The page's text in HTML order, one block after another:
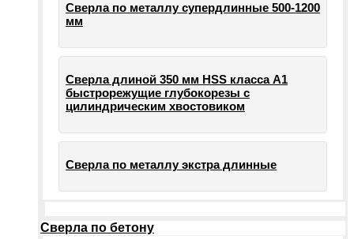
Сверла по металлу супердлинные 500-1200
мм
Сверла длиной 350 мм HSS класса А1
быстрорежущие глубокорезы с
цилиндрическим хвостовиком
Сверла по металлу экстра длинные
Сверла по бетону